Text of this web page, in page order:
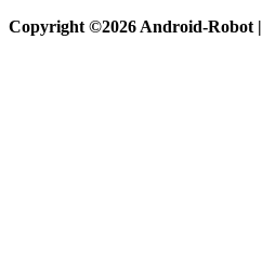
Copyright ©2026 Android-Robot |